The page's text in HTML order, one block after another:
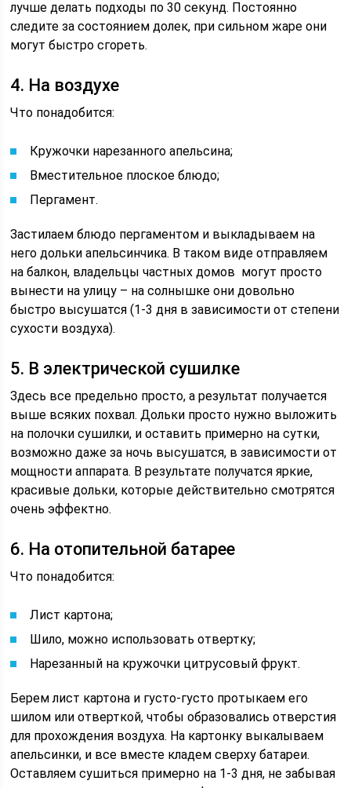
лучше делать подходы по 30 секунд. Постоянно
следите за состоянием долек, при сильном жаре они
могут быстро сгореть.
4. На воздухе
Что понадобится:
Кружочки нарезанного апельсина;
Вместительное плоское блюдо;
Пергамент.
Застилаем блюдо пергаментом и выкладываем на
него дольки апельсинчика. В таком виде отправляем
на балкон, владельцы частных домов могут просто
вынести на улицу – на солнышке они довольно
быстро высушатся (1-3 дня в зависимости от степени
сухости воздуха).
5. В электрической сушилке
Здесь все предельно просто, а результат получается
выше всяких похвал. Дольки просто нужно выложить
на полочки сушилки, и оставить примерно на сутки,
возможно даже за ночь высушатся, в зависимости от
мощности аппарата. В результате получатся яркие,
красивые дольки, которые действительно смотрятся
очень эффектно.
6. На отопительной батарее
Что понадобится:
Лист картона;
Шило, можно использовать отвертку;
Нарезанный на кружочки цитрусовый фрукт.
Берем лист картона и густо-густо протыкаем его
шилом или отверткой, чтобы образовались отверстия
для прохождения воздуха. На картонку выкалываем
апельсинки, и все вместе кладем сверху батареи.
Оставляем сушиться примерно на 1-3 дня, не забывая